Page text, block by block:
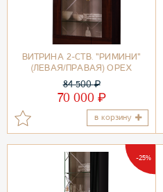
ВИТРИНА 2-СТВ. "РИМИНИ"
(ЛЕВАЯ/ПРАВАЯ) ОРЕХ
ОРЕГОН/ЗОЛОТО
84 500₽
70 000 ₽
в корзину
-25%